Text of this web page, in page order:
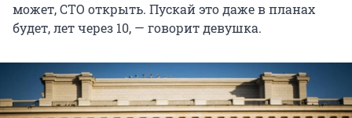
может, СТО открыть. Пускай это даже в планах
будет, лет через 10, — говорит девушка.